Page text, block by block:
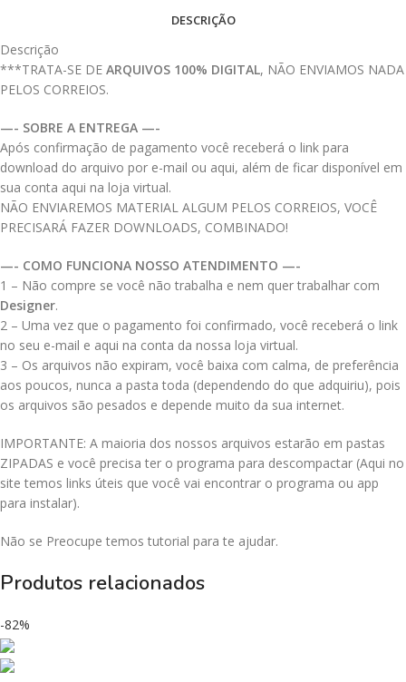
DESCRIÇÃO
Descrição
***TRATA-SE DE ARQUIVOS 100% DIGITAL, NÃO ENVIAMOS NADA
PELOS CORREIOS.
—- SOBRE A ENTREGA —-
Após confirmação de pagamento você receberá o link para
download do arquivo por e-mail ou aqui, além de ficar disponível em
sua conta aqui na loja virtual.
NÃO ENVIAREMOS MATERIAL ALGUM PELOS CORREIOS, VOCÊ
PRECISARÁ FAZER DOWNLOADS, COMBINADO!
—- COMO FUNCIONA NOSSO ATENDIMENTO —-
1 – Não compre se você não trabalha e nem quer trabalhar com
Designer.
2 – Uma vez que o pagamento foi confirmado, você receberá o link
no seu e-mail e aqui na conta da nossa loja virtual.
3 – Os arquivos não expiram, você baixa com calma, de preferência
aos poucos, nunca a pasta toda (dependendo do que adquiriu), pois
os arquivos são pesados e depende muito da sua internet.
IMPORTANTE: A maioria dos nossos arquivos estarão em pastas
ZIPADAS e você precisa ter o programa para descompactar (Aqui no
site temos links úteis que você vai encontrar o programa ou app
para instalar).
Não se Preocupe temos tutorial para te ajudar.
Produtos relacionados
-82%